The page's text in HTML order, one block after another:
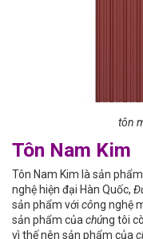
tôn
Tôn Nam Kim
Tôn Nam Kim là sản
nghệ hiện đại Hàn Quốc,
sản phẩm với công nghệ
sản phẩm của chúng tôi
vì thế nên sản phẩm của